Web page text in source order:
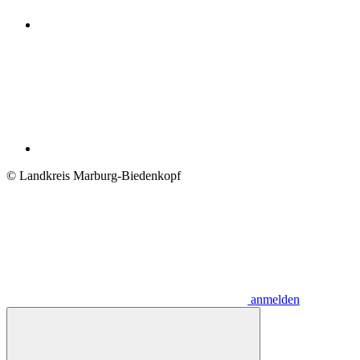
© Landkreis Marburg-Biedenkopf
anmelden